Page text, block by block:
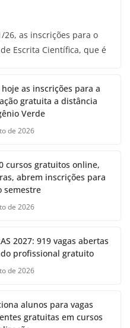
26, as inscrições para o
Escrita Científica, que é
as inscrições para a
gratuita a distância
Verde
de 2026
cursos gratuitos online,
abrem inscrições para
semestre
de 2026
2027: 919 vagas abertas
profissional gratuito
de 2026
alunos para vagas
gratuitas em cursos